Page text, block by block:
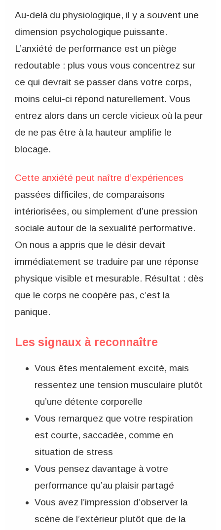
Au-delà du physiologique, il y a souvent une
dimension psychologique puissante.
L’anxiété de performance est un piège
redoutable : plus vous vous concentrez sur
ce qui devrait se passer dans votre corps,
moins celui-ci répond naturellement. Vous
entrez alors dans un cercle vicieux où la peur
de ne pas être à la hauteur amplifie le
blocage.
Cette anxiété peut naître d’expériences
passées difficiles, de comparaisons
intériorisées, ou simplement d’une pression
sociale autour de la sexualité performative.
On nous a appris que le désir devait
immédiatement se traduire par une réponse
physique visible et mesurable. Résultat : dès
que le corps ne coopère pas, c’est la
panique.
Les signaux à reconnaître
Vous êtes mentalement excité, mais
ressentez une tension musculaire plutôt
qu’une détente corporelle
Vous remarquez que votre respiration
est courte, saccadée, comme en
situation de stress
Vous pensez davantage à votre
performance qu’au plaisir partagé
Vous avez l’impression d’observer la
scène de l’extérieur plutôt que de la